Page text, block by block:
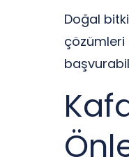
Doğal
çözümleri